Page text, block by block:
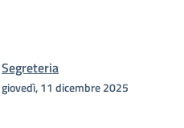
Segreteria
giovedì, 11 dicembre 2025